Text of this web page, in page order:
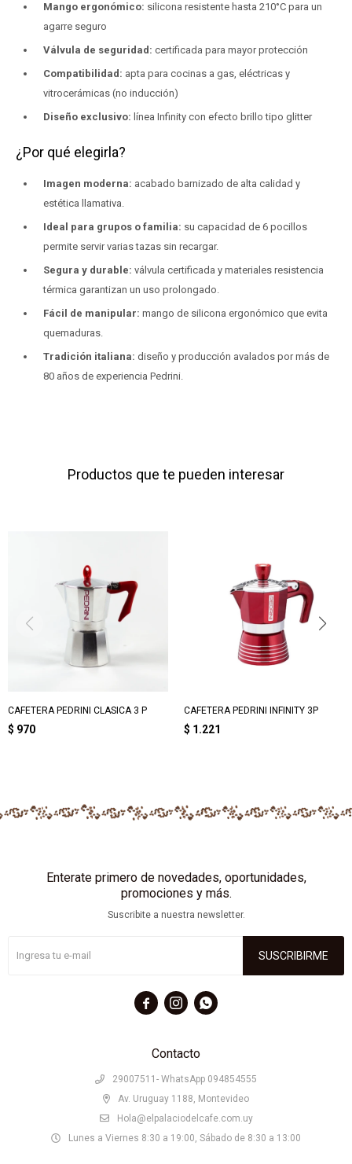
Mango ergonómico: silicona resistente hasta 210°C para un
agarre seguro
Válvula de seguridad: certificada para mayor protección
Compatibilidad: apta para cocinas a gas, eléctricas y
vitrocerámicas (no inducción)
Diseño exclusivo: línea Infinity con efecto brillo tipo glitter
¿Por qué elegirla?
Imagen moderna: acabado barnizado de alta calidad y
estética llamativa.
Ideal para grupos o familia: su capacidad de 6 pocillos
permite servir varias tazas sin recargar.
Segura y durable: válvula certificada y materiales resistencia
térmica garantizan un uso prolongado.
Fácil de manipular: mango de silicona ergonómico que evita
quemaduras.
Tradición italiana: diseño y producción avalados por más de
80 años de experiencia Pedrini.
Productos que te pueden interesar
CAFETERA PEDRINI CLASICA 3 P
$ 970
CAFETERA PEDRINI INFINITY 3P
$ 1.221
Contacto
29007511- WhatsApp 094854555
Av. Uruguay 1188, Montevideo
Hola@elpalaciodelcafe.com.uy
Lunes a Viernes 8:30 a 19:00, Sábado de 8:30 a 13:00
Enterate primero de novedades, oportunidades,
promociones y más.
Suscribite a nuestra newsletter.
SUSCRIBIRME
  